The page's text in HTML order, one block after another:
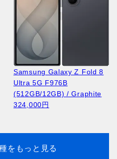
Samsung Galaxy A27 5G
A2760 (128GB/8GB) /
Black
76,000円
Huawei Pura 90s Pro MLN-
LX9 (512GB/12GB) /
Coconut White (Global)
164,400円
Apple iPhone 17 Pro A3523
(256GB/12GB ) / Silver
223,000円
NOKIA 2660 Flip TA-1474 /
Blue
19,300円
Samsung Galaxy Z Fold 8
Ultra 5G F976B
(512GB/12GB) / Graphite
324,000円
をもっと見る